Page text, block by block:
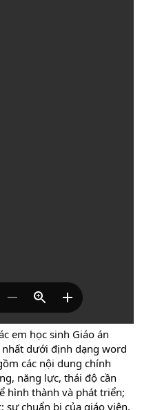
em học sinh Giáo án
nhất dưới định dạng word
các nội dung chính
năng lực, thái độ cần
hình thành và phát triển;
sự chuẩn bị của giáo viên,